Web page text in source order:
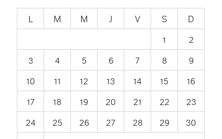
L M M J V S
D
1
2
3
4 5 6 7 8
9
10
11 12 13 14 15
16
17
18 19 20 21 22
23
24
25 26 27 28 29
30